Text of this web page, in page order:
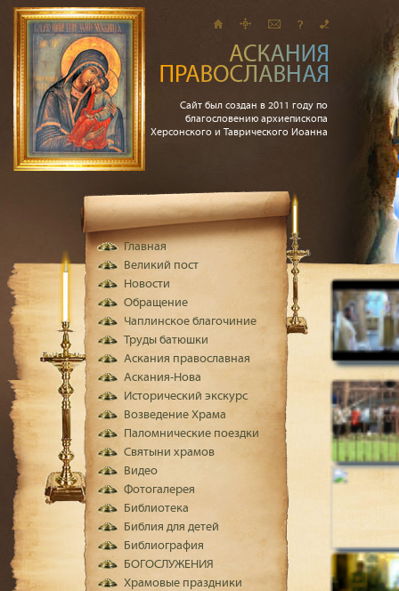
Сайт был создан в 2011 году по
благословению архиепископа
Херсонского и Таврического Иоанна
Главная
Великий пост
Новости
Обращение
Чаплинское благочиние
Труды батюшки
Аскания православная
Аскания-Нова
Исторический экскурс
Возведение Храма
Паломнические поездки
Святыни храмов
Видео
Фотогалерея
Библиотека
Библия для детей
Библиография
БОГОСЛУЖЕНИЯ
Храмовые праздники